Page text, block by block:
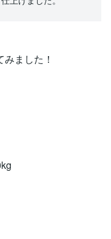
ました！